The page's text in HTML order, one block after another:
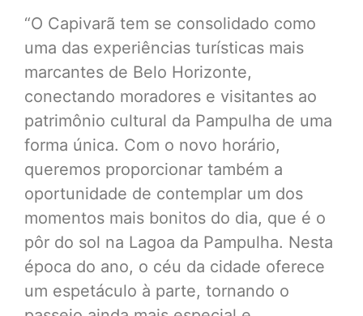
“O Capivarã tem se consolidado como
uma das experiências turísticas mais
marcantes de Belo Horizonte,
conectando moradores e visitantes ao
patrimônio cultural da Pampulha de uma
forma única. Com o novo horário,
queremos proporcionar também a
oportunidade de contemplar um dos
momentos mais bonitos do dia, que é o
pôr do sol na Lagoa da Pampulha. Nesta
época do ano, o céu da cidade oferece
um espetáculo à parte, tornando o